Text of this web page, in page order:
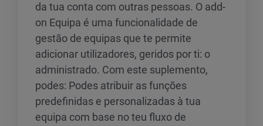
da tua conta com outras pessoas. O add-
on Equipa é uma funcionalidade de
gestão de equipas que te permite
adicionar utilizadores, geridos por ti: o
administrado. Com este suplemento,
podes: Podes atribuir as funções
predefinidas e personalizadas à tua
equipa com base no teu fluxo de